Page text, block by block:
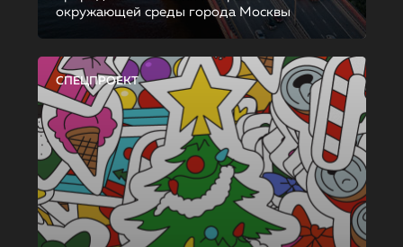
окружающей среды города Москвы
СПЕЦПРОЕКТ